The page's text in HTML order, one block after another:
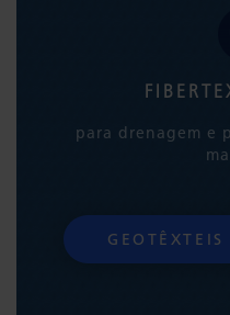
para drenagem e